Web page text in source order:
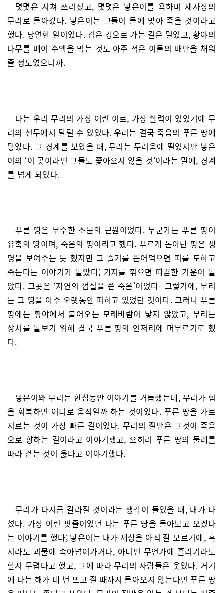
몇몇은 지쳐 쓰러졌고, 몇몇은 낳은이를 욕하며 제사장의
무리로 돌아갔다. 낳은이는 그들이 돌에 맞아 죽을 것이라고
했다. 당연한 일이었다. 검은 강으로 가는 길은 멀었고, 황야의
나무를 베어 수액을 먹는 것도 아주 적은 이들의 배만을 채워
줄 정도였으니까.
나는 우리 무리의 가장 어린 이로, 가장 활력이 있었기에 무
리의 선두에서 달릴 수 있었다. 우리는 결국 죽음의 푸른 땅에
닿았다. 그 경계를 보았을 때, 무리는 두려움에 떨었지만 낳은
이의 ‘이 곳이라면 그들도 쫓아오지 않을 것’이라는 말에, 경계
를 넘게 되었다.
푸른 땅은 무수한 소문의 근원이었다. 누군가는 푸른 땅이
유혹의 땅이며, 죽음의 땅이라고 했다. 푸르게 돋아난 땅은 생
명을 보여주는 듯 했지만 그 줄기를 뜯어먹으면 피를 토하고
죽는다는 이야기가 돌았다; 가지를 꺾으면 따끔한 기운이 돌
았다. 그곳은 ‘자연의 껍질을 쓴 죽음’이었다- 그렇기에, 무리
는 그 땅을 아주 오랫동안 피하고 있었던 것이다. 그러나 푸른
땅에는 황야에서 불어오는 모래바람이 닿지 않았고, 무리는
상처를 돌보기 위해 결국 푸른 땅의 언저리에 머무르기로 했
다.
낳은이와 무리는 한참동안 이야기를 거듭했는데, 무리가 힘
을 회복하면 어디로 움직일까 하는 것이었다. 푸른 땅을 가로
지르는 것이 가장 빠른 길이었다. 무리의 절반은 그것이 죽음
으로 향하는 길이라고 이야기했고, 오히려 푸른 땅의 둘레를
따라 걷는 것이 옳다고 이야기했다.
무리가 다시금 갈라질 것이라는 생각이 들었을 때, 내가 나
섰다. 가장 어린 핏줄이었던 나는 푸른 땅을 돌아보고 오겠다
는 이야기를 했다; 낳은이는 내가 세상을 아직 잘 모르기에, 혹
시라도 괴물에 속아넘어가거나, 아니면 무언가에 홀리기라도
할지 두렵다고 했고, 그에 따라 무리의 사람들은 웃었다. 거기
에 나는 해가 네 번 뜨고 질 때까지 돌아오지 않는다면 푸른 땅